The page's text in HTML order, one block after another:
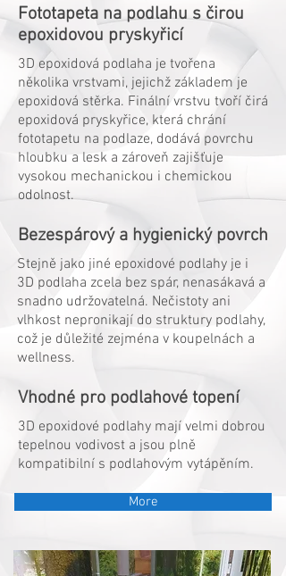
Fototapeta na podlahu s čirou
epoxidovou pryskyřicí
3D epoxidová podlaha je tvořena
několika vrstvami, jejichž základem je
epoxidová stěrka. Finální vrstvu tvoří čirá
epoxidová pryskyřice, která chrání
fototapetu na podlaze, dodává povrchu
hloubku a lesk a zároveň zajišťuje
vysokou mechanickou i chemickou
odolnost.
Bezespárový a hygienický povrch
Stejně jako jiné epoxidové podlahy je i
3D podlaha zcela bez spár, nenasákavá a
snadno udržovatelná. Nečistoty ani
vlhkost nepronikají do struktury podlahy,
což je důležité zejména v koupelnách a
wellness.
Vhodné pro podlahové topení
3D epoxidové podlahy mají velmi dobrou
tepelnou vodivost a jsou plně
kompatibilní s podlahovým vytápěním.
More